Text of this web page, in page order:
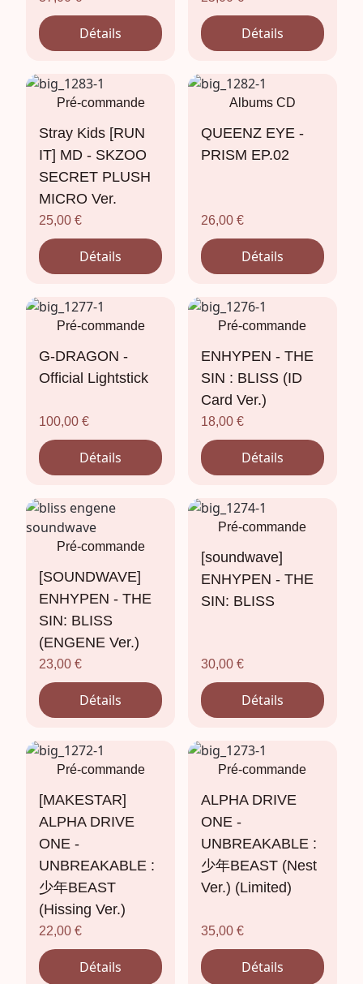
Détails Détails
Pré-commande
Stray Kids [RUN
IT] MD - SKZOO
SECRET PLUSH
MICRO Ver.
25,00€
Détails
Albums CD
QUEENZ EYE -
PRISM EP.02
26,00 €
Détails
Pré-commande
G-DRAGON -
Official Lightstick
100,00€
Détails
Pré-commande
ENHYPEN - THE
SIN : BLISS (ID
Card Ver.)
18,00 €
Détails
Pré-commande
[SOUNDWAVE]
ENHYPEN - THE
SIN: BLISS
(ENGENE Ver.)
23,00€
Détails
Pré-commande
[soundwave]
ENHYPEN - THE
SIN: BLISS
30,00 €
Détails
Pré-commande
[MAKESTAR]
ALPHA DRIVE
ONE -
UNBREAKABLE :
少年BEAST
(Hissing Ver.)
22,00€
Détails
Pré-commande
ALPHA DRIVE
ONE -
UNBREAKABLE :
少年BEAST (Nest
Ver.) (Limited)
35,00 €
Détails